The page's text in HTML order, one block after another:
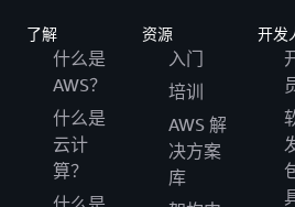
了解
什么是
AWS？
什么是
云计
算？
资源
入门
培训
AWS 解
决方案
库
开发